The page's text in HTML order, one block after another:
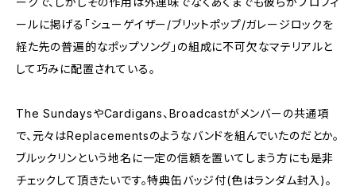
ールに掲げる「シューゲイザー/ブリットポップ/ガレージロックを
経た先の普遍的なポップソング」の組成に不可欠なマテリアルと
して巧みに配置されている。
The SundaysやCardigans、Broadcastがメンバーの共通項
で、元々はReplacementsのようなバンドを組んでいたのだとか。
ブルックリンという地名に一定の信頼を置いてしまう方にも是非
チェックして頂きたいです。特典缶バッジ付(色はランダム封入)。